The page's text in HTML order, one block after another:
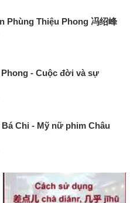
Phùng Thiệu Phong 冯绍峰
- Cuộc đời và sự
Chi - Mỹ nữ phim Châu